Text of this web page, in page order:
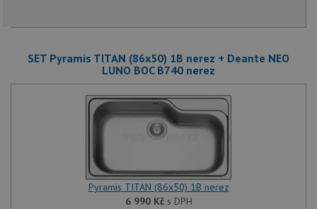
SET Pyramis TITAN (86x50) 1B nerez + Deante NEO
LUNO BOC B740 nerez
Pyramis TITAN (86x50) 1B nerez
6 990 Kčs DPH